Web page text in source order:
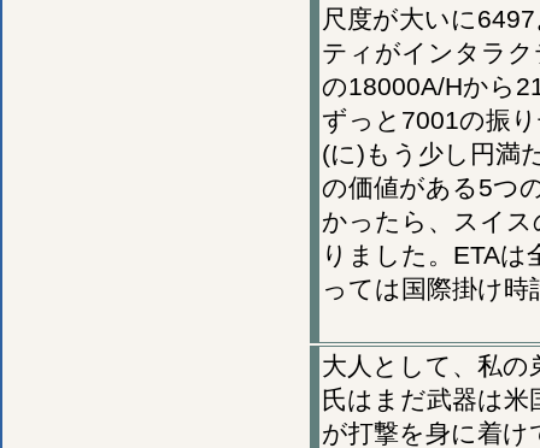
尺度が大いに
ティがインタラ
の18000A/Hから
ずっと7001の振
(に)もう少し円満
の価値がある5つ
かったら、スイ
りました。ETA
っては国際掛け
大人として、私
氏はまだ武器は
が打撃を身に着